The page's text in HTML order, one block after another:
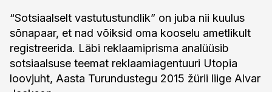
“Sotsiaalselt vastutustundlik” on juba nii kuulus
sõnapaar, et nad võiksid oma kooselu ametlikult
registreerida. Läbi reklaamiprisma analüüsib
sotsiaalsuse teemat reklaamiagentuuri Utopia
loovjuht, Aasta Turundustegu 2015 žürii liige Alvar